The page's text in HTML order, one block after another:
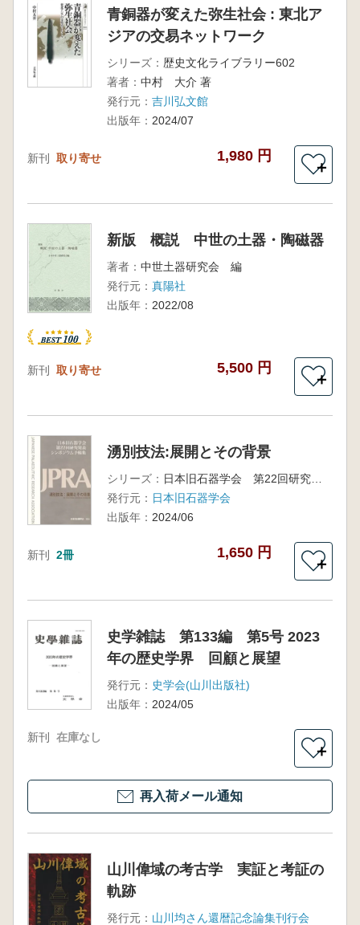
青銅器が変えた弥生社会 : 東北ア
ジアの交易ネットワーク
シリーズ： 歴史文化ライブラリー602
著者： 中村 大介 著
発行元： 吉川弘文館
出版年： 2024/07
新刊 取り寄せ 1,980 円
＋
新版 概説 中世の土器・陶磁器
著者： 中世土器研究会 編
発行元： 真陽社
出版年： 2022/08
新刊 取り寄せ 5,500 円
＋
湧別技法:展開とその背景
シリーズ：
日本旧石器学会 第22回研究発表・シンポジウム予稿集
発行元： 日本旧石器学会
出版年： 2024/06
新刊 2冊 1,650 円
＋
史学雑誌 第133編 第5号 2023
年の歴史学界 回顧と展望
発行元： 史学会(山川出版社)
出版年： 2024/05
新刊 在庫なし
＋
再入荷メール通知
山川偉域の考古学 実証と考証の
軌跡
発行元： 山川均さん還暦記念論集刊行会